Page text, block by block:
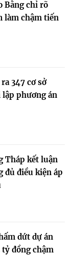
Bằng chỉ rõ
làm chậm tiến
347 cơ sở
phương án
Tháp kết luận
đủ điều kiện áp
dứt dự án
đồng chậm